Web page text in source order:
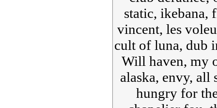
static, ikebana,
vincent, les
cult of luna, dub
Will haven, my
alaska, envy, all
hungry for